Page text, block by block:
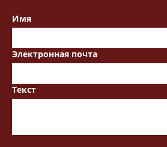
Имя
Электронная почта
Текст